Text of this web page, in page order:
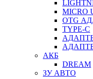
MICRO
OTG
TYPE-C
АКБ
DREAM
ЗУ АВТО